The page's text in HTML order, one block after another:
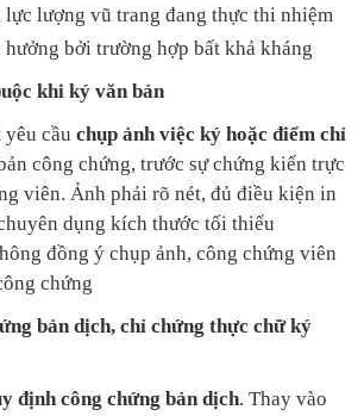
lượng vũ trang đang thực thi nhiệm
hưởng bởi trường hợp bất khả kháng
khi ký văn bản
cầu chụp ảnh việc ký hoặc điểm chỉ
công chứng, trước sự chứng kiến trực
viên. Ảnh phải rõ nét, đủ điều kiện in
dụng kích thước tối thiểu
đồng ý chụp ảnh, công chứng viên
chứng
bản dịch, chỉ chứng thực chữ ký
định công chứng bản dịch. Thay vào